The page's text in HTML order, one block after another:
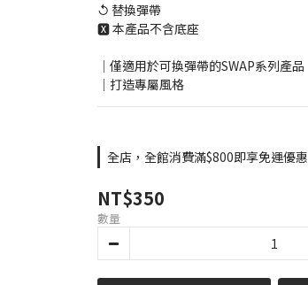
↺ 替換彈帶
🆇 本產品不含底座
│僅適用於可換彈帶的SWAP系列產品
│打造專屬風格
全店，全館消費滿$800即享免運優惠
NT$350
數量